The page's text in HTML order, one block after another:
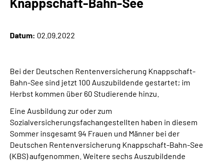
KBS exklusiv
Online-Services
Die DRV Knappschaft-Bahn-See in Deutscher
Gebärdensprache
Leichte Sprache
Datum: 02.09.2022
Bei der Deutschen Rentenversicherung Knappschaft-
Bahn-See sind jetzt 100 Auszubildende gestartet; im
Herbst kommen über 60 Studierende hinzu.
Eine Ausbildung zur oder zum
Sozialversicherungsfachangestellten haben in diesem
Sommer insgesamt 94 Frauen und Männer bei der
Deutschen Rentenversicherung Knappschaft-Bahn-See
(KBS) aufgenommen. Weitere sechs Auszubildende